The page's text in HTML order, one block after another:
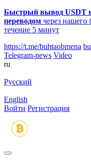
Быстрый вывод USDT
переводом через нашего
течение 5 минут
https://t.me/buhtaobmena
Telegram-news Video
ru
Русский
English
Войти Регистрация